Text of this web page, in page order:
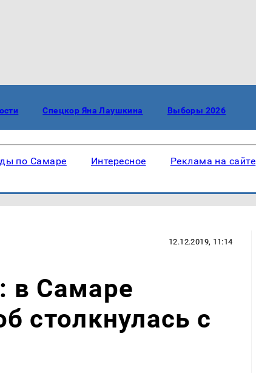
Спецкор Яна Лаушкина Выборы 2026
по Самаре Интересное Реклама на сайте
12.12.2019, 11:14
в Самаре
столкнулась с